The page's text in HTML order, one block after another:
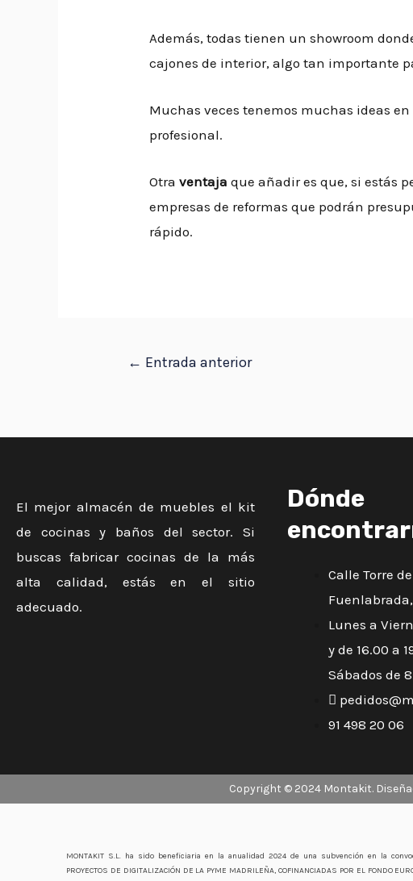
Además, todas tienen un showroom
cajones de interior, algo tan importante
Muchas veces tenemos muchas ideas
profesional.
Otra ventaja que añadir es que, si estás
empresas de reformas que podrán
rápido.
← Entrada anterior
El mejor almacén de muebles el kit
de cocinas y baños del sector. Si
buscas fabricar cocinas de la más
alta calidad, estás en el sitio
adecuado.
Dónde
Calle Torre
Lunes a
y de 16.00 a
Sábados de
91 498 20 06
Copyright © 2024 Montakit.
MONTAKIT S.L. ha sido beneficiaria en la anualidad 2024 de una subvención en la
PROYECTOS DE DIGITALIZACIÓN DE LA PYME MADRILEÑA, COFINANCIADAS POR EL FONDO